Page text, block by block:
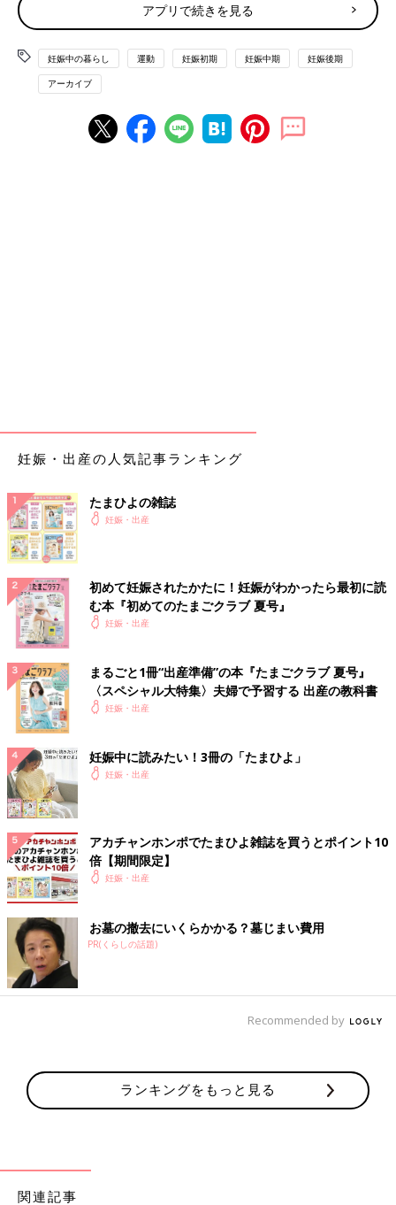
腹式呼吸ができるようになるには、練習が大事！
腹式呼吸のメリットをわかっていただけたと思いますが、「なぜ
呼吸に練習が必要なの？」と思われるかもしれません。ストレス
過多と言われている現代社会において、自覚はなくても、呼吸が
浅い人がとても多いのです。また、お産のときは不安や緊張、痛
いかがでしたか？
ママにとってうれしいメリットだらけの腹式呼吸。
ぜひ、日常に取り入れてくださいね。（文・たまごクラブ編集
部）
監修：芥川バースクリニック 助産師 鳥越敦子さん
※この記事は「たまひよONLINE」で過去に公開されたもので
す。
アプリで続きを見る
妊娠中の暮らし 運動 妊娠初期 妊娠中期 妊娠後期
アーカイブ
妊娠・出産の人気記事ランキング
たまひよの雑誌
妊娠・出産
初めて妊娠されたかたに！妊娠がわかったら最初に読
む本『初めてのたまごクラブ 夏号』
妊娠・出産
まるごと1冊“出産準備”の本『たまごクラブ 夏号』
〈スペシャル大特集〉夫婦で予習する 出産の教科書
妊娠・出産
妊娠中に読みたい！3冊の「たまひよ」
妊娠・出産
アカチャンホンポでたまひよ雑誌を買うとポイント10
倍【期間限定】
妊娠・出産
お墓の撤去にいくらかかる？墓じまい費用
PR(くらしの話題)
Recommended by
ランキングをもっと見る
関連記事